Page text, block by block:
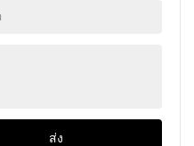
ส่ง